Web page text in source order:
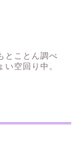
とことん調べ
い空回り中。